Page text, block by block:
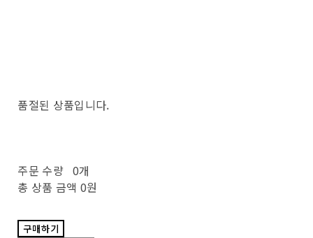
품절된 상품입니다.
주문 수량 0개
총 상품 금액 0원
구매하기